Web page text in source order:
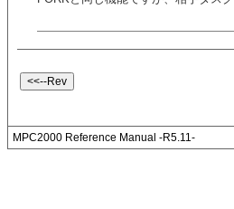
MPC2000 Reference Manual -R5.11-